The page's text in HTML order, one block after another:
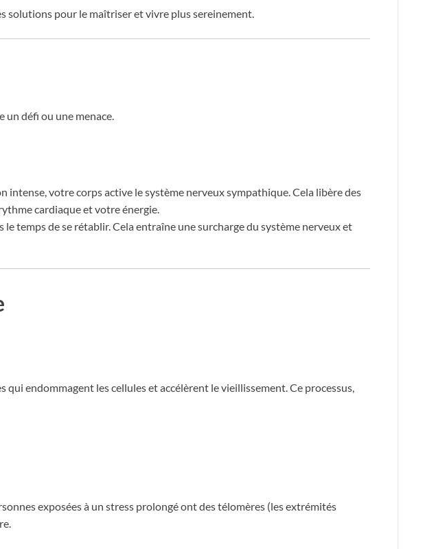
solutions pour le maîtriser et vivre plus sereinement.
un défi ou une menace.
intense, votre corps active le système nerveux sympathique. Cela libère des
cardiaque et votre énergie.
temps de se rétablir. Cela entraîne une surcharge du système nerveux et
endommagent les cellules et accélèrent le vieillissement. Ce processus,
exposées à un stress prolongé ont des télomères (les extrémités